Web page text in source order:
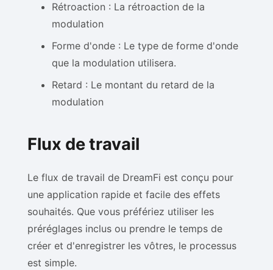
Rétroaction : La rétroaction de la
modulation
Forme d'onde : Le type de forme d'onde
que la modulation utilisera.
Retard : Le montant du retard de la
modulation
Flux de travail
Le flux de travail de DreamFi est conçu pour
une application rapide et facile des effets
souhaités. Que vous préfériez utiliser les
préréglages inclus ou prendre le temps de
créer et d'enregistrer les vôtres, le processus
est simple.